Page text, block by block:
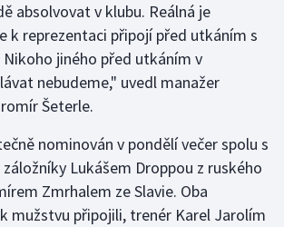
absolvovat v klubu. Reálná je
k reprezentaci připojí před utkáním s
Nikoho jiného před utkáním v
nebudeme," uvedl manažer
Šeterle.
nominován v pondělí večer spolu s
Lukášem Droppou z ruského
Zmrhalem ze Slavie. Oba
mužstvu připojili, trenér Karel Jarolím